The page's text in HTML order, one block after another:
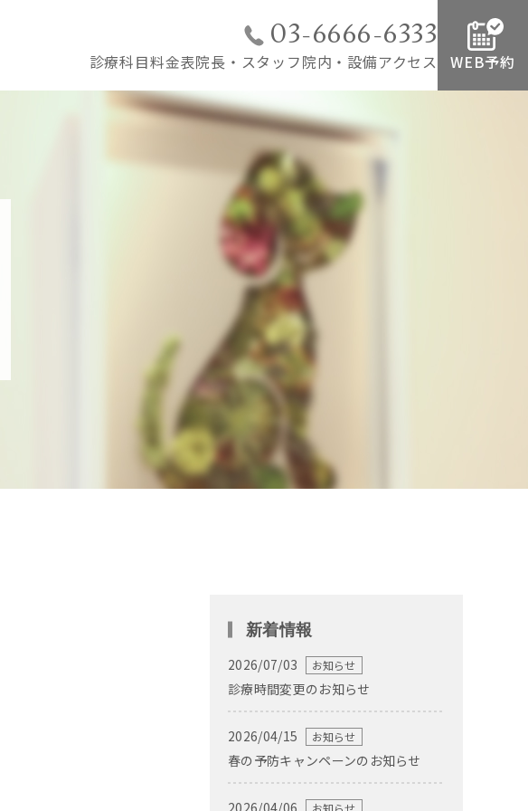
03-6666-6333
診療科目料金表院長・スタッフ院内・設備アクセス WEB予約
新着情報
2026/07/03 お知らせ
診療時間変更のお知らせ
2026/04/15 お知らせ
春の予防キャンペーンのお知らせ